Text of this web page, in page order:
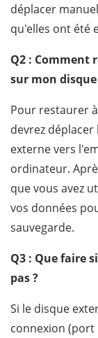
déplacer
qu'elles ont été
Q2 : Comment
sur mon
Pour restaurer
devrez
externe vers
ordinateur.
que vous avez
vos données
sauvegarde.
Q3 : Que faire
pas ?
Si le disque
connexion (port